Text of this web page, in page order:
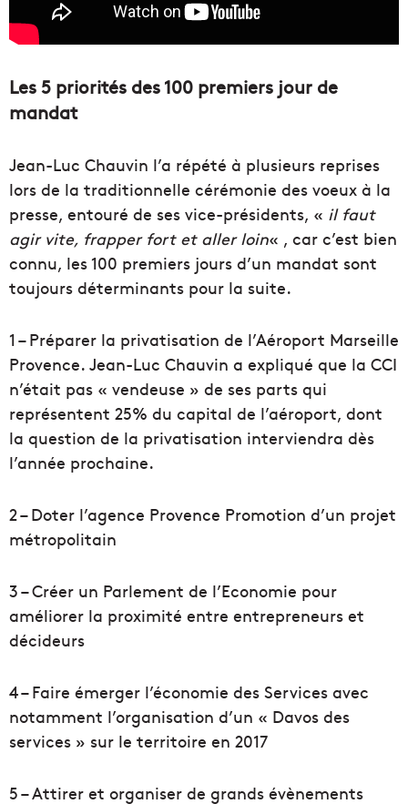
Les 5 priorités des 100 premiers jour de
mandat
Jean-Luc Chauvin l’a répété à plusieurs reprises
lors de la traditionnelle cérémonie des voeux à la
presse, entouré de ses vice-présidents, « il faut
agir vite, frapper fort et aller loin« , car c’est bien
connu, les 100 premiers jours d’un mandat sont
toujours déterminants pour la suite.
1 – Préparer la privatisation de l’Aéroport Marseille
Provence. Jean-Luc Chauvin a expliqué que la CCI
n’était pas « vendeuse » de ses parts qui
représentent 25% du capital de l’aéroport, dont
la question de la privatisation interviendra dès
l’année prochaine.
2 – Doter l’agence Provence Promotion d’un projet
métropolitain
3 – Créer un Parlement de l’Economie pour
améliorer la proximité entre entrepreneurs et
décideurs
4 – Faire émerger l’économie des Services avec
notamment l’organisation d’un « Davos des
services » sur le territoire en 2017
5 – Attirer et organiser de grands évènements